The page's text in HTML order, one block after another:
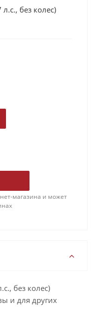
без колес)
магазина и может
без колес)
и для других